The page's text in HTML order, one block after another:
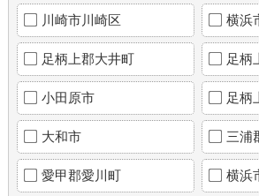
川崎市川崎区 横浜
足柄上郡大井町 足柄
小田原市 足柄
大和市 三浦
愛甲郡愛川町 横浜